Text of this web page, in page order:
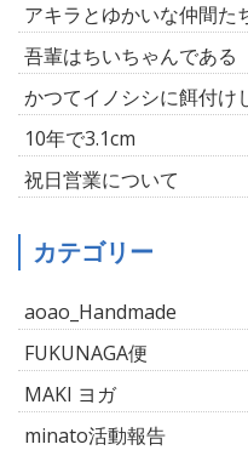
アキラとゆかいな仲間た
吾輩はちいちゃんである
かつてイノシシに餌付け
10年で3.1cm
祝日営業について
カテゴリー
aoao_Handmade
FUKUNAGA便
MAKI ヨガ
minato活動報告